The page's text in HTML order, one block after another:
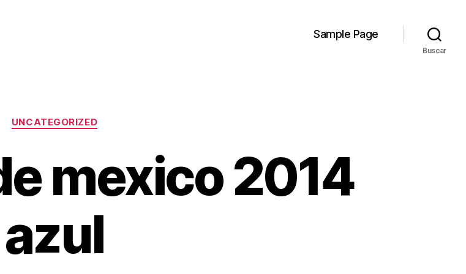
Sample Page
Buscar
Categorías
UNCATEGORIZED
mexico 2014
azul